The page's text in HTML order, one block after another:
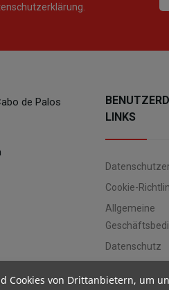
de Palos
LINKS
Cookie-
Allgemeine
Datenschutz
Cookies von Drittanbietern, um